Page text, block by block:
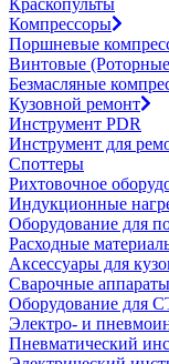
Компрессоры
Поршневые
Винтовые
Безмасляные
Кузовной ремонт
Инструмент PDR
Инструмент для
Споттеры
Рихтовочное
Индукционные
Оборудование для
Расходные
Аксессуары для
Сварочные аппараты
Оборудование для
Электро- и
Пневматический